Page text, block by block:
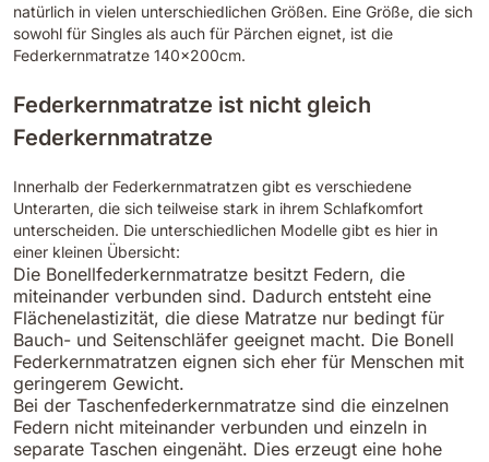
natürlich in vielen unterschiedlichen Größen. Eine Größe, die sich
sowohl für Singles als auch für Pärchen eignet, ist die
Federkernmatratze 140x200cm.
Federkernmatratze ist nicht gleich
Federkernmatratze
Innerhalb der Federkernmatratzen gibt es verschiedene
Unterarten, die sich teilweise stark in ihrem Schlafkomfort
unterscheiden. Die unterschiedlichen Modelle gibt es hier in
einer kleinen Übersicht:
Die Bonellfederkernmatratze besitzt Federn, die
miteinander verbunden sind. Dadurch entsteht eine
Flächenelastizität, die diese Matratze nur bedingt für
Bauch- und Seitenschläfer geeignet macht. Die Bonell
Federkernmatratzen eignen sich eher für Menschen mit
geringerem Gewicht.
Bei der Taschenfederkernmatratze sind die einzelnen
Federn nicht miteinander verbunden und einzeln in
separate Taschen eingenäht. Dies erzeugt eine hohe